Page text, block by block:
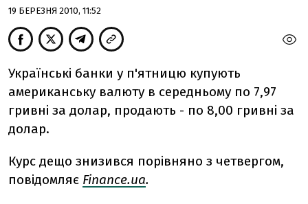
19 БЕРЕЗНЯ 2010, 11:52
Українські банки у п'ятницю купують
американську валюту в середньому по 7,97
гривні за долар, продають - по 8,00 гривні за
долар.
Курс дещо знизився порівняно з четвергом,
повідомляє Finance.ua.